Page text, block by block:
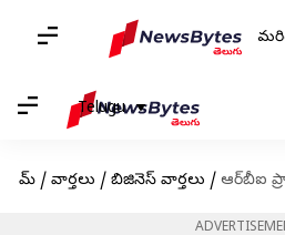
Telugu
హోమ్ / వార్తలు / బిజినెస్ వార్తలు / ఆర్‌బీఐ ప్రాధాన్య